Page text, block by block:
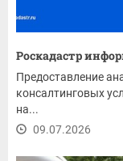
Роскадастр
Предоставление
консалтинговых
на...
09.07.2026